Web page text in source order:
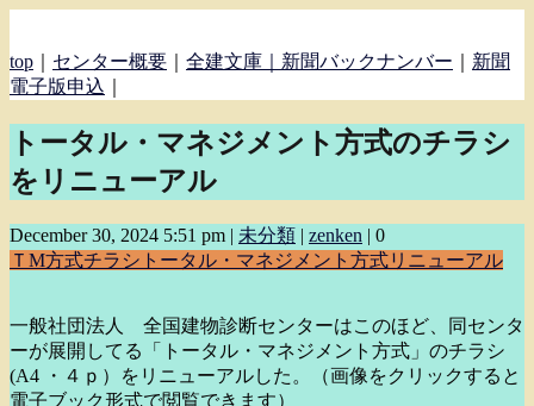
top センター概要 全建文庫｜ 新聞バックナンバー
新聞
電子版申込
トータル・マネジメント方式のチラシ
をリニューアル
December 30, 2024 5:51 pm | 未分類 | zenken | 0
ＴM方式チラシ トータル・マネジメント方式リニューアル
一般社団法人 全国建物診断センターはこのほど、同センタ
ーが展開してる「トータル・マネジメント方式」のチラシ
(A4 ・４ｐ）をリニューアルした。（画像をクリックすると
電子ブック形式で閲覧できます）